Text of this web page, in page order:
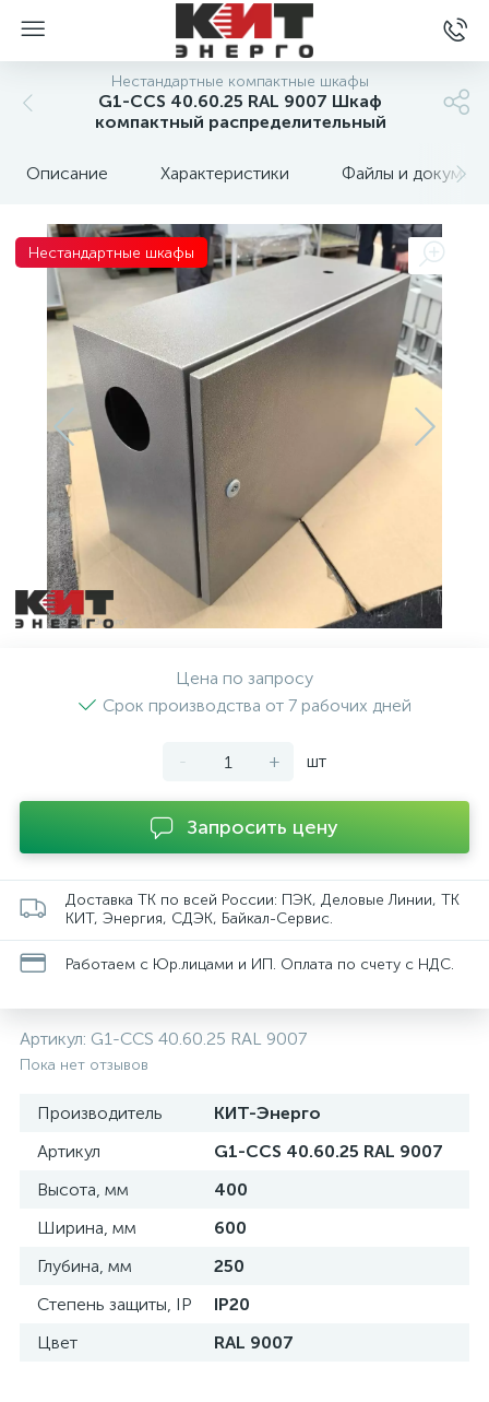
Нестандартные компактные шкафы
G1-CCS 40.60.25 RAL 9007 Шкаф
компактный распределительный
Описание Характеристики Файлы и
Нестандартные шкафы
Цена по запросу
Срок производства от 7 рабочих дней
- + шт
Запросить цену
Доставка ТК по всей России: ПЭК, Деловые Линии, ТК
КИТ, Энергия, СДЭК, Байкал-Сервис.
Работаем с Юр.лицами и ИП. Оплата по счету с НДС.
Артикул: G1-CCS 40.60.25 RAL 9007
Пока нет отзывов
Производитель
КИТ-Энерго
Артикул
G1-CCS 40.60.25 RAL 9007
Высота, мм
400
Ширина, мм
600
Глубина, мм
250
Степень защиты, IP
IP20
Цвет
RAL 9007